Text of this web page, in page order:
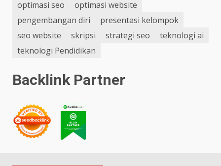
optimasi seo
optimasi website
pengembangan diri
presentasi kelompok
seo website
skripsi strategi seo
teknologi ai
teknologi Pendidikan
Backlink Partner